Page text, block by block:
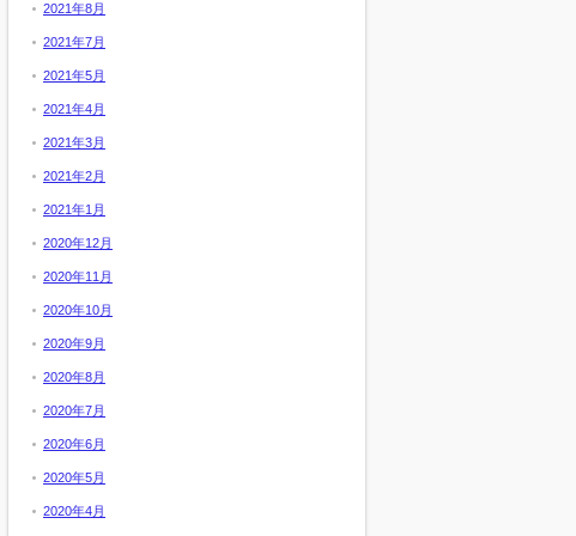
2021年8月
2021年7月
2021年5月
2021年4月
2021年3月
2021年2月
2021年1月
2020年12月
2020年11月
2020年10月
2020年9月
2020年8月
2020年7月
2020年6月
2020年5月
2020年4月